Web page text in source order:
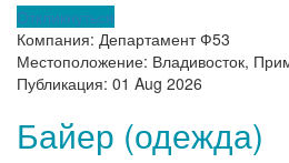
Откликнуться
Компания: Департамент Ф53
Местоположение: Владивосток,
Публикация: 01 Aug 2026
Байер (одежда)